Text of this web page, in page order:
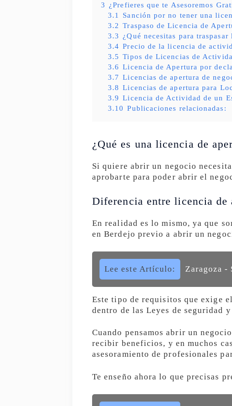
3 ¿Prefieres que te Asesoremos
3.1
Sanción por no tener una
3.2 Traspaso de Licencia de
3.3 ¿Qué necesitas para
3.4 Precio de la licencia de
3.5 Tipos de Licencias de
3.6 Licencia de Apertura por
3.7 Licencias de apertura de
3.8 Licencias de apertura para
3.9 Licencia de Actividad de un
3.10 Publicaciones relacionadas:
¿Qué es una licencia de
Si quiere abrir un negocio
aprobarte para poder abrir el
Diferencia entre licencia
En realidad es lo mismo, ya que
en Berdejo previo a abrir un
Lee este Artículo: Zaragoza -
Este tipo de requisitos que exige
dentro de las Leyes de seguridad
Cuando pensamos abrir un
recibir beneficios, y en muchos
asesoramiento de profesionales
Te enseño ahora lo que precisas